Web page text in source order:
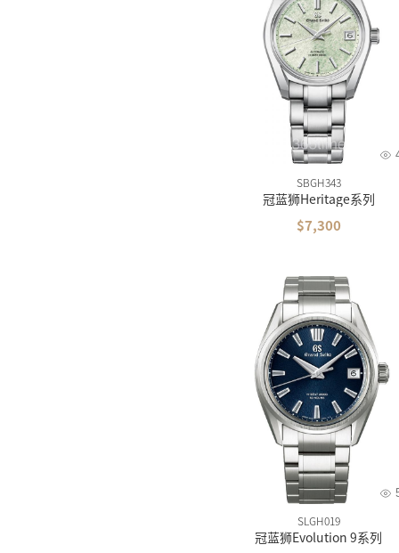
SBGH343
冠蓝狮Heritage系列
$7,300
SLGH019
冠蓝狮Evolution 9系列